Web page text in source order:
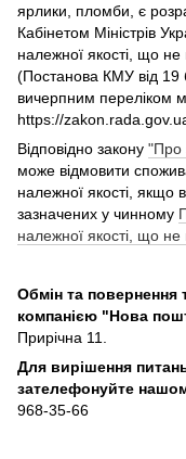
ярлики, пломби, є
Кабінетом Міністрів
належної якості, що
(Постанова КМУ від
вичерпним переліком
https://
Відповідно закону "Про
може відмовити
належної якості, якщо
зазначених у чинному
належної якості, що
Обмін та повернення
компанією "Нова
Прирічна 11.
Для вирішення
зателефонуйте
968-35-66